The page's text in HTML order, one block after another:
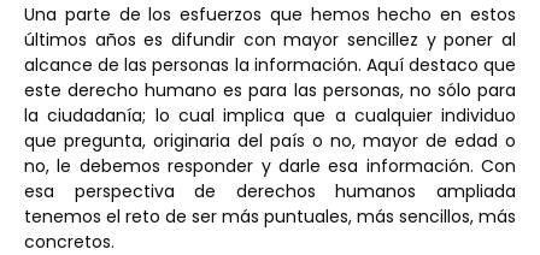
Una parte de los esfuerzos que hemos hecho en estos
últimos años es difundir con mayor sencillez y poner al
alcance de las personas la información. Aquí destaco que
este derecho humano es para las personas, no sólo para
la ciudadanía; lo cual implica que a cualquier individuo
que pregunta, originaria del país o no, mayor de edad o
no, le debemos responder y darle esa información. Con
esa perspectiva de derechos humanos ampliada
tenemos el reto de ser más puntuales, más sencillos, más
concretos.